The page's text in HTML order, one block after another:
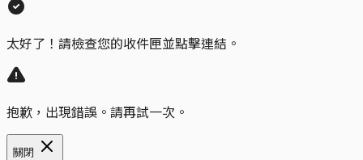
太好了！請檢查您的收件匣並點擊連結。
抱歉，出現錯誤。請再試一次。
關閉